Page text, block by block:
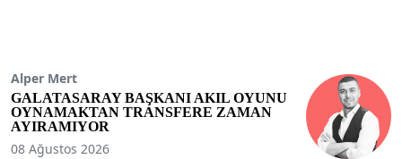
Alper Mert
GALATASARAY BAŞKANI AKIL OYUNU
OYNAMAKTAN TRANSFERE ZAMAN
AYIRAMIYOR
08 Ağustos 2026